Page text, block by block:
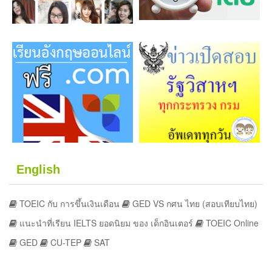
English
TOEIC กับ การขึ้นเงินเดือน
GED VS กศน ไทย (สอบเทียบไทย)
แนะนำที่เรียน IELTS ยอดนิยม ของ เด็กอินเตอร์
TOEIC Online
GED
CU-TEP SAT